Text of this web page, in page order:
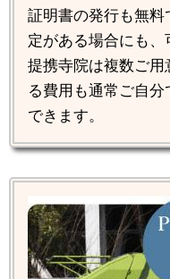
証明書の発行も無
定がある場合にも
提携寺院は複数ご
る費用も通常ご自
できます。